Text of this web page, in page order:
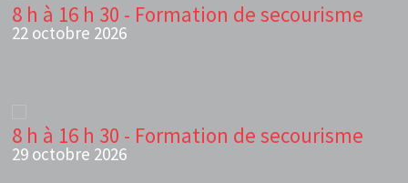
8 h à 16 h 30 - Formation de secourisme
22 octobre 2026
8 h à 16 h 30 - Formation de secourisme
29 octobre 2026